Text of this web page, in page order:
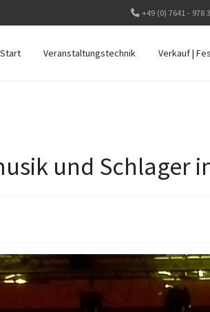
+49 (0) 7641 - 978
Start Veranstaltungstechnik Verkauf |
und Schlager